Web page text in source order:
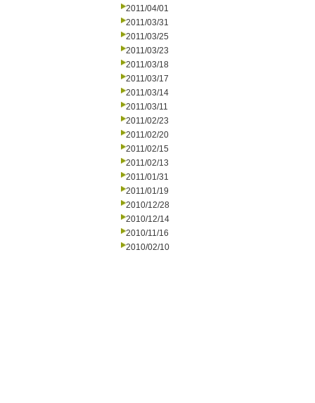
2011/04/01
2011/03/31
2011/03/25
2011/03/23
2011/03/18
2011/03/17
2011/03/14
2011/03/11
2011/02/23
2011/02/20
2011/02/15
2011/02/13
2011/01/31
2011/01/19
2010/12/28
2010/12/14
2010/11/16
2010/02/10